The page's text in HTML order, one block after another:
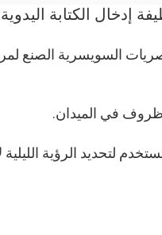
إدخال الكتابة اليدوية
السويسرية الصنع
ظروف في الميدان.
لتحديد الرؤية الليلية